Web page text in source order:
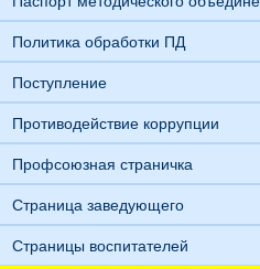
Политика обработки ПД
Поступление
Противодействие коррупции
Профсоюзная страничка
Страница заведующего
Страницы воспитателей